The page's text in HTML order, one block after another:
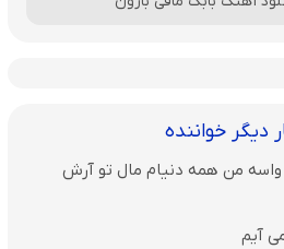
دیگر خواننده
من همه دنیام مال تو آرش
آیم